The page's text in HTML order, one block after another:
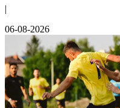
|
06-08-2026